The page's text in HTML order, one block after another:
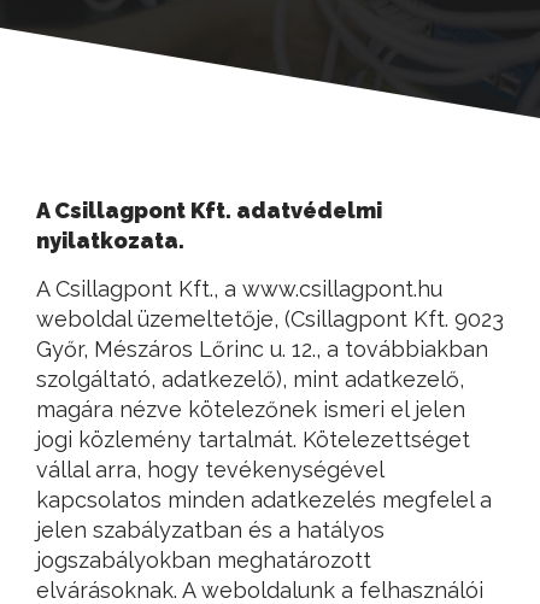
A Csillagpont Kft. adatvédelmi
nyilatkozata.
A Csillagpont Kft., a www.csillagpont.hu
weboldal üzemeltetője, (Csillagpont Kft. 9023
Győr, Mészáros Lőrinc u. 12., a továbbiakban
szolgáltató, adatkezelő), mint adatkezelő,
magára nézve kötelezőnek ismeri el jelen
jogi közlemény tartalmát. Kötelezettséget
vállal arra, hogy tevékenységével
kapcsolatos minden adatkezelés megfelel a
jelen szabályzatban és a hatályos
jogszabályokban meghatározott
elvárásoknak. A weboldalunk a felhasználói